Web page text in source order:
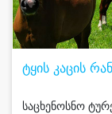
ტყის კაცის
საცხენოსნო